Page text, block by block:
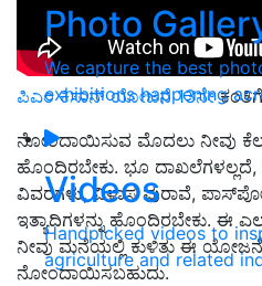
Photo
We capture the best
exhibitions happening
Videos
Handpicked videos to
agriculture and related
ಪಿಎಂ ಕಿಸಾನ್ ಯೋಜನೆ 13ನೇಕಂತಿಗೆ
ನೋಂದಾಯಿಸುವ ಮೊದಲು ನೀವು
ಹೊಂದಿರಬೇಕು. ಭೂ ದಾಖಲೆಗಳಲ್ಲದೆ,
ವಿವರಗಳು, ವಿಳಾಸ ಪುರಾವೆ,
ಇತ್ಯಾದಿಗಳನ್ನು ಹೊಂದಿರಬೇಕು. ಈ
ನೀವು ಮನೆಯಲ್ಲಿ ಕುಳಿತು ಈ
ನೋಂದಾಯಿಸಬಹುದು.